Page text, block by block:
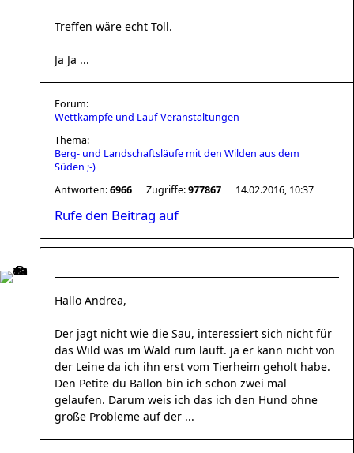
Treffen wäre echt Toll.
Ja Ja ...
Forum:
Wettkämpfe und Lauf-Veranstaltungen
Thema:
Berg- und Landschaftsläufe mit den Wilden aus dem
Süden ;-)
Antworten:6966 Zugriffe:977867 14.02.2016, 10:37
Rufe den Beitrag auf
Hallo Andrea,
Der jagt nicht wie die Sau, interessiert sich nicht für
das Wild was im Wald rum läuft. ja er kann nicht von
der Leine da ich ihn erst vom Tierheim geholt habe.
Den Petite du Ballon bin ich schon zwei mal
gelaufen. Darum weis ich das ich den Hund ohne
große Probleme auf der ...